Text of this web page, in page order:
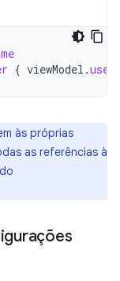
{ viewModel .
às próprias
as referências à